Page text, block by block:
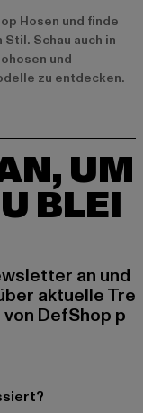
Hosen und finde
Schau auch in
und
zu entdecken.
UM
BLEI
an und
aktuelle Tre
DefShop p